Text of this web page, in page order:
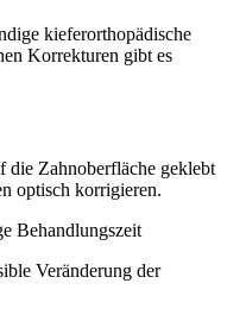
kieferorthopädische
Korrekturen gibt es
die Zahnoberfläche geklebt
optisch korrigieren.
Behandlungszeit
Veränderung der